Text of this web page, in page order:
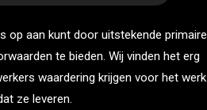
op aan kunt door uitstekende primaire
te bieden. Wij vinden het erg
waardering krijgen voor het werk
ze leveren.